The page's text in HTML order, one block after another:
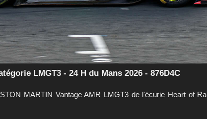
LMGT3 - 24 H du Mans 2026 - 876D4C
MARTIN Vantage AMR LMGT3 de l'écurie Heart of